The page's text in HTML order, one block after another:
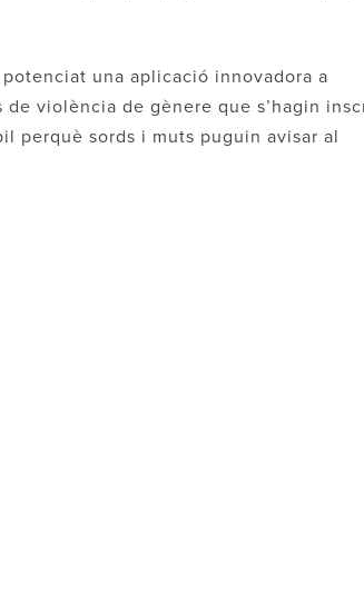
una aplicació innovadora a
violència de gènere que s’hagin
perquè sords i muts puguin avisar al